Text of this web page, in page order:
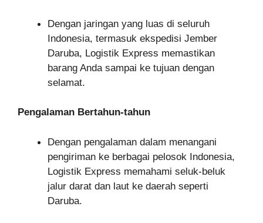
Dengan jaringan yang luas di seluruh
Indonesia, termasuk ekspedisi Jember
Daruba, Logistik Express memastikan
barang Anda sampai ke tujuan dengan
selamat.
Pengalaman Bertahun-tahun
Dengan pengalaman dalam menangani
pengiriman ke berbagai pelosok Indonesia,
Logistik Express memahami seluk-beluk
jalur darat dan laut ke daerah seperti
Daruba.